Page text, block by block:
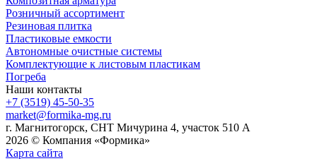
Розничный ассортимент
Резиновая плитка
Пластиковые емкости
Автономные очистные системы
Комплектующие к листовым пластикам
Погреба
Наши контакты
+7 (3519) 45-50-35
market@formika-mg.ru
г. Магнитогорск, СНТ Мичурина 4, участок 510 А
2026 © Компания «Формика»
Карта сайта